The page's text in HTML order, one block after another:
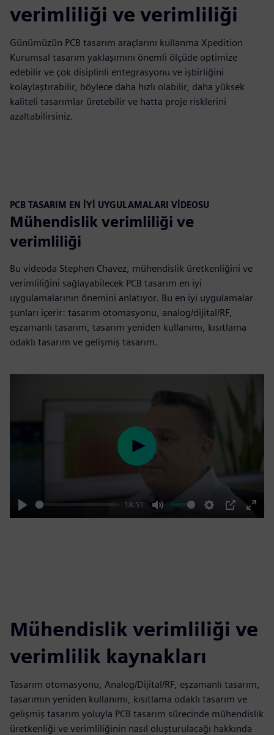
verimliliği ve verimliliği
Günümüzün PCB tasarım araçlarını kullanma Xpedition
Kurumsal tasarım yaklaşımını önemli ölçüde optimize
edebilir ve çok disiplinli entegrasyonu ve işbirliğini
kolaylaştırabilir, böylece daha hızlı olabilir, daha yüksek
kaliteli tasarımlar üretebilir ve hatta proje risklerini
azaltabilirsiniz.
PCB TASARIM EN İYİ UYGULAMALARI VİDEOSU
Mühendislik verimliliği ve
verimliliği
Bu videoda Stephen Chavez, mühendislik üretkenliğini ve
verimliliğini sağlayabilecek PCB tasarım en iyi
uygulamalarının önemini anlatıyor. Bu en iyi uygulamalar
şunları içerir: tasarım otomasyonu, analog/dijital/RF,
eşzamanlı tasarım, tasarım yeniden kullanımı, kısıtlama
odaklı tasarım ve gelişmiş tasarım.
Play
18:51
Mute Settings
PIP
Enter
Play
Mühendislik verimliliği ve
verimlilik kaynakları
Tasarım otomasyonu, Analog/Dijital/RF, eşzamanlı tasarım,
tasarımın yeniden kullanımı, kısıtlama odaklı tasarım ve
gelişmiş tasarım yoluyla PCB tasarım sürecinde mühendislik
üretkenliği ve verimliliğinin nasıl oluşturulacağı hakkında